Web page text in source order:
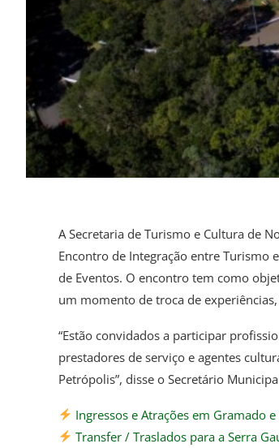
A Secretaria de Turismo e Cultura de
Encontro de Integração entre Turismo
de Eventos. O encontro tem como
um momento de troca de
“Estão convidados a participar
prestadores de serviço e agentes
Petrópolis”, disse o Secretário
Ingressos e Atrações em Gramado e
Transfer / Traslados para a Serra